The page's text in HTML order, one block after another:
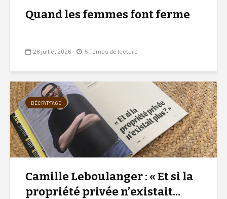
Quand les femmes font ferme
28 juillet 2026 5 Temps de lecture
DÉCRYPTAGE
Camille Leboulanger : « Et si la
propriété privée n’existait...